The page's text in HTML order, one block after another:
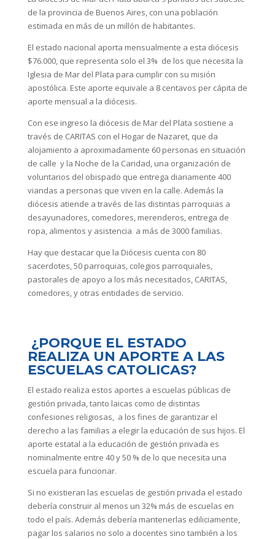
de la provincia de Buenos Aires, con una población
estimada en más de un millón de habitantes.
El estado nacional aporta mensualmente a esta diócesis
$76.000, que representa solo el 3% de los que necesita la
Iglesia de Mar del Plata para cumplir con su misión
apostólica. Este aporte equivale a 8 centavos per cápita de
aporte mensual a la diócesis.
Con ese ingreso la diócesis de Mar del Plata sostiene a
través de CARITAS con el Hogar de Nazaret, que da
alojamiento a aproximadamente 60 personas en situación
de calle y la Noche de la Caridad, una organización de
voluntarios del obispado que entrega diariamente 400
viandas a personas que viven en la calle. Además la
diócesis atiende a través de las distintas parroquias a
desayunadores, comedores, merenderos, entrega de
ropa, alimentos y asistencia a más de 3000 familias.
Hay que destacar que la Diócesis cuenta con 80
sacerdotes, 50 parroquias, colegios parroquiales,
pastorales de apoyo a los más necesitados, CARITAS,
comedores, y otras entidades de servicio.
¿PORQUE EL ESTADO
REALIZA UN APORTE A LAS
ESCUELAS CATOLICAS?
El estado realiza estos aportes a escuelas públicas de
gestión privada, tanto laicas como de distintas
confesiones religiosas, a los fines de garantizar el
derecho a las familias a elegir la educación de sus hijos. El
aporte estatal a la educación de gestión privada es
nominalmente entre 40 y 50 % de lo que necesita una
escuela para funcionar.
Si no existieran las escuelas de gestión privada el estado
debería construir al menos un 32% más de escuelas en
todo el país. Además debería mantenerlas ediliciamente,
pagar los salarios no solo a docentes sino también a los